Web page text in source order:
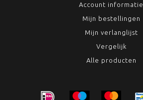
Account informatie
Mijn bestellingen
Mijn verlanglijst
Vergelijk
Alle producten